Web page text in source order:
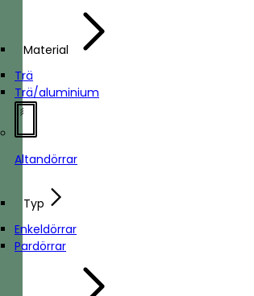
Material
Trä
Trä/aluminium
Altandörrar
Typ
Enkeldörrar
Pardörrar